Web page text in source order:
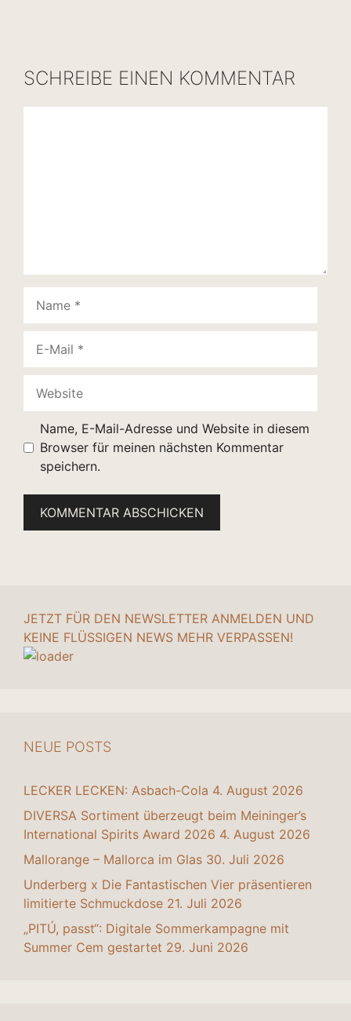
SCHREIBE EINEN KOMMENTAR
Mail
Name, E-Mail-Adresse und Website in diesem
Browser für meinen nächsten Kommentar
speichern.
JETZT FÜR DEN NEWSLETTER ANMELDEN UND
KEINE FLÜSSIGEN NEWS MEHR VERPASSEN!
NEUE POSTS
LECKER LECKEN: Asbach-Cola 4. August 2026
DIVERSA Sortiment überzeugt beim Meininger’s
International Spirits Award 2026 4. August 2026
Mallorange – Mallorca im Glas 30. Juli 2026
Underberg x Die Fantastischen Vier präsentieren
limitierte Schmuckdose 21. Juli 2026
„PITÚ, passt“: Digitale Sommerkampagne mit
Summer Cem gestartet 29. Juni 2026